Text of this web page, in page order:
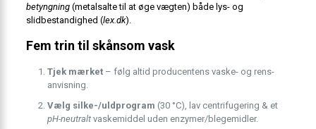
betyngning(metalsalte til at øge vægten) både lys- og
slidbestandighed (lex.dk).
Fem trin til skånsom vask
Tjek mærket– følg altid producentens vaske- og rens­
anvisning.
Vælg silke-/uldprogram (30 °C), lav centrifugering & et
pH-neutraltvaskemiddel uden enzymer/blegemidler.